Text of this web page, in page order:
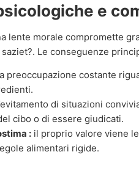
e
lente morale compromette
Le conseguenze
preoccupazione costante
di situazioni
cibo o di essere giudicati.
: il proprio valore viene
alimentari rigide.